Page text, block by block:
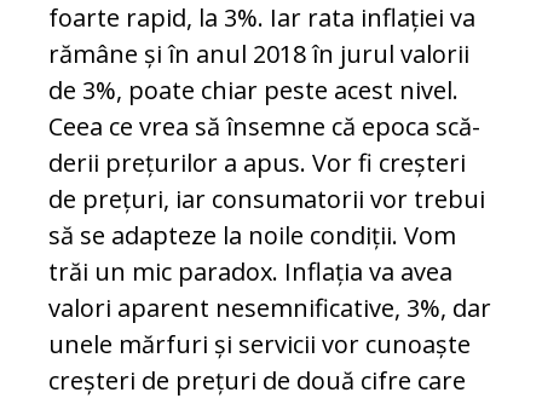
foarte rapid, la 3%. Iar rata inflației va
rămâne și în anul 2018 în jurul valorii
de 3%, poate chiar peste acest ni­vel.
Ceea ce vrea să însemne că epoca scă­
derii prețurilor a apus. Vor fi creșteri
de pre­țuri, iar consumatorii vor trebui
să se adap­teze la noile condiții. Vom
trăi un mic para­dox. Inflația va avea
valori aparent ne­sem­nificative, 3%, dar
unele măr­furi și servicii vor cunoaște
creșteri de prețuri de două cifre care